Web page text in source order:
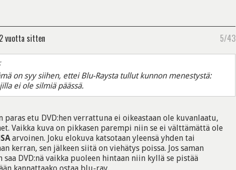
vuotta sitten 5/43
on syy siihen, ettei Blu-Raysta tullut kunnon menestystä:
ei ole silmiä päässä.
paras etu DVD:hen verrattuna ei oikeastaan ole kuvanlaatu,
Vaikka kuva on pikkasen parempi niin se ei välttämättä ole
arvoinen. Joku elokuva katsotaan yleensä yhden tai
kerran, sen jälkeen siitä on viehätys poissa. Jos saman
saa DVD:nä vaikka puoleen hintaan niin kyllä se pistää